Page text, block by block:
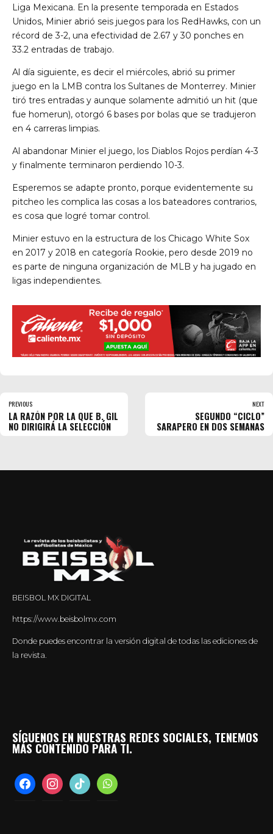
Liga Mexicana. En la presente temporada en Estados
Unidos, Minier abrió seis juegos para los RedHawks, con un
récord de 3-2, una efectividad de 2.67 y 30 ponches en
33.2 entradas de trabajo.
Al día siguiente, es decir el miércoles, abrió su primer
juego en la LMB contra los Sultanes de Monterrey. Minier
tiró tres entradas y aunque solamente admitió un hit (que
fue homerun), otorgó 6 bases por bolas que se tradujeron
en 4 carreras limpias.
Al abandonar Minier el juego, los Diablos Rojos perdían 4-3
y finalmente terminaron perdiendo 10-3.
Esperemos se adapte pronto, porque evidentemente su
pitcheo les complica las cosas a los bateadores contrarios,
es cosa que logré tomar control.
Minier estuvo en la estructura de los Chicago White Sox
en 2017 y 2018 en categoría Rookie, pero desde 2019 no
es parte de ninguna organización de MLB y ha jugado en
ligas independientes.
PREVIOUS
LA RAZÓN POR LA QUE B. GIL
NO DIRIGIRÁ LA SELECCIÓN
NEXT
SEGUNDO “CICLO”
SARAPERO EN DOS SEMANAS
BEISBOL MX DIGITAL
https://www.beisbolmx.com
Donde puedes encontrar la versión digital de todas las ediciones de
la revista.
SÍGUENOS EN NUESTRAS REDES SOCIALES, TENEMOS
MÁS CONTENIDO PARA TI.
facebookinstagramtiktok whatsapp